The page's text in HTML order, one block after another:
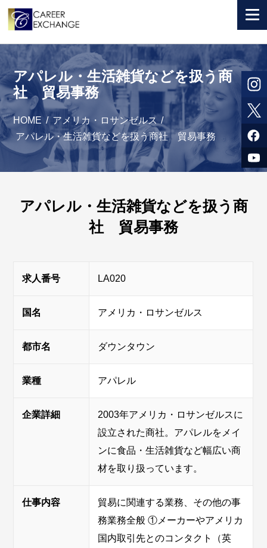
+ 国から選ぶ
+ 目的から選ぶ
求人検索
参加者体験談
よくある質問
アパレル・生活雑貨などを扱う商
社 貿易事務
HOME / アメリカ・ロサンゼルス /
アパレル・生活雑貨などを扱う商社 貿易事務
アパレル・生活雑貨などを扱う商
社 貿易事務
求人番号 LA020
国名 アメリカ・ロサンゼルス
都市名 ダウンタウン
業種 アパレル
企業詳細
2003年アメリカ・ロサンゼルスに
設立された商社。アパレルをメイ
ンに食品・生活雑貨など幅広い商
材を取り扱っています。
仕事内容
貿易に関連する業務、その他の事
務業務全般 ①メーカーやアメリカ
国内取引先とのコンタクト（英